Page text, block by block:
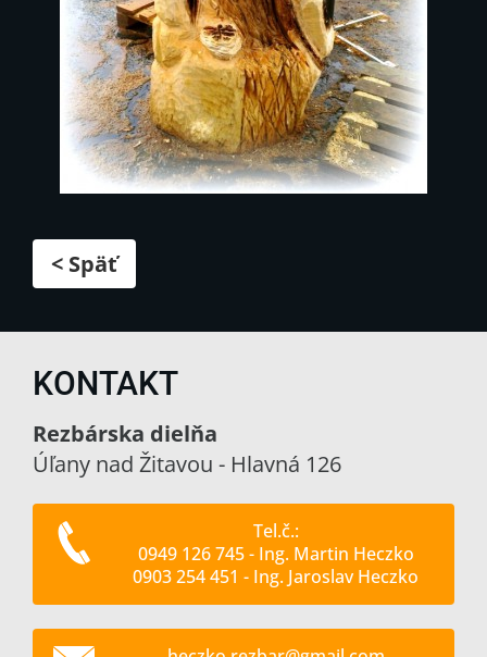
< Späť
KONTAKT
Rezbárska dielňa
Úľany nad Žitavou - Hlavná 126
Tel.č.:
0949 126 745 - Ing. Martin Heczko
0903 254 451 - Ing. Jaroslav Heczko